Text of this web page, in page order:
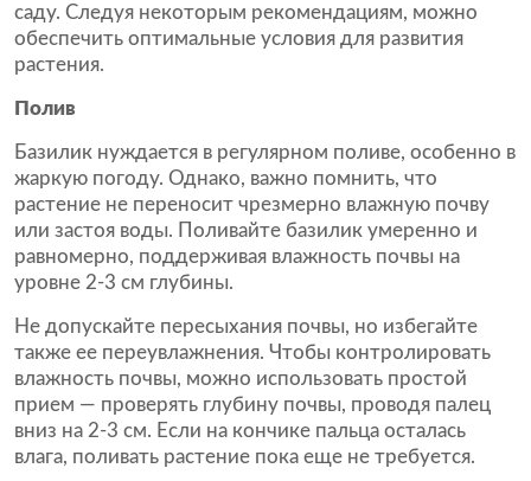
саду. Следуя некоторым рекомендациям, можно
обеспечить оптимальные условия для развития
растения.
Полив
Базилик нуждается в регулярном поливе, особенно в
жаркую погоду. Однако, важно помнить, что
растение не переносит чрезмерно влажную почву
или застоя воды. Поливайте базилик умеренно и
равномерно, поддерживая влажность почвы на
уровне 2-3 см глубины.
Не допускайте пересыхания почвы, но избегайте
также ее переувлажнения. Чтобы контролировать
влажность почвы, можно использовать простой
прием — проверять глубину почвы, проводя палец
вниз на 2-3 см. Если на кончике пальца осталась
влага, поливать растение пока еще не требуется.